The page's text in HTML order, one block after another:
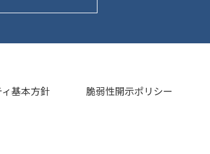
基本方針 脆弱性開示ポリシー